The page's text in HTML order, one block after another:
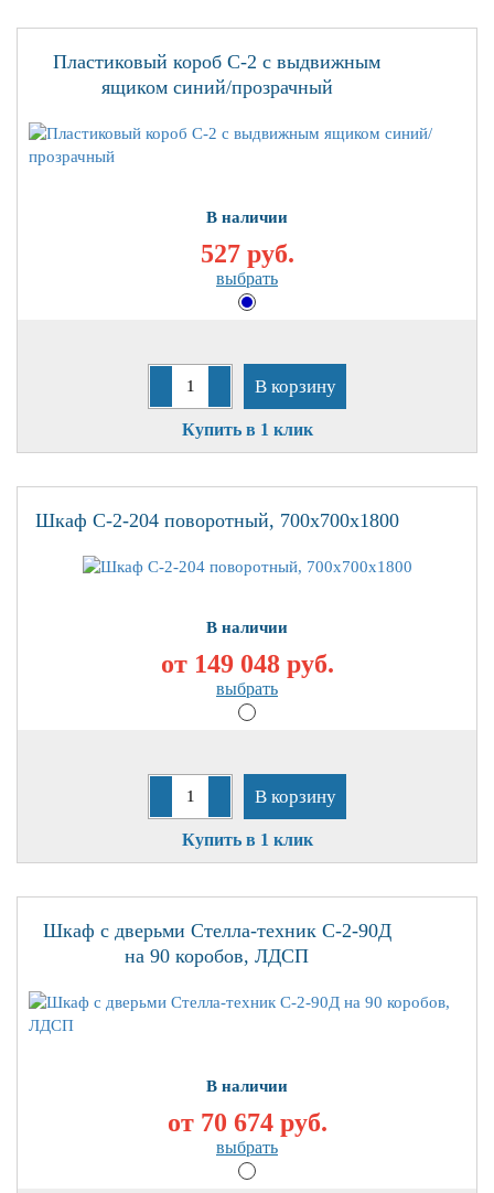
Пластиковый короб С-2 с выдвижным
ящиком синий/прозрачный
В наличии
527 руб.
выбрать
В корзину
Купить в 1 клик
Шкаф С-2-204 поворотный, 700х700х1800
В наличии
от 149 048руб.
выбрать
В корзину
Купить в 1 клик
Шкаф с дверьми Стелла-техник С-2-90Д
на 90 коробов, ЛДСП
В наличии
от 70 674руб.
выбрать